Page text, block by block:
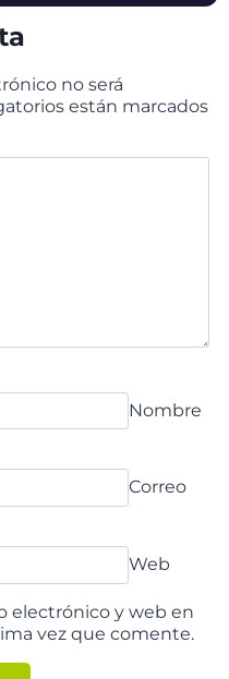
no será
están marcados
Nombre
Correo
Web
electrónico y web en
vez que comente.